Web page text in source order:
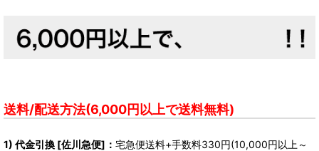
送料/配送方法(6,000円以上で送料無料)
1) 代金引換 [佐川急便]： 宅急便送料+手数料330円(10,000円以上～